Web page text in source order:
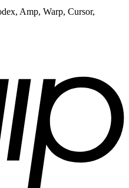
Amp, Warp, Cursor,